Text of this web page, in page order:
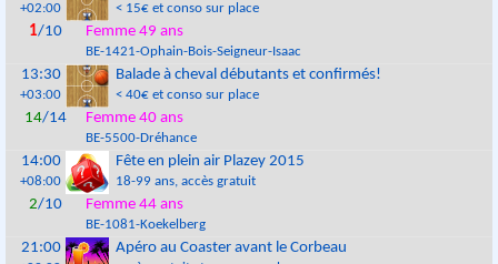
+02:00 < 15€ et conso sur place
1/10 Femme 49 ans
BE-1421-Ophain-Bois-Seigneur-Isaac
13:30
+03:00
Balade à cheval débutants et confirmés!
< 40€ et conso sur place
14/14 Femme 40 ans
BE-5500-Dréhance
14:00
+08:00
Fête en plein air Plazey 2015
18-99 ans, accès gratuit
2/10 Femme 44 ans
BE-1081-Koekelberg
21:00 Apéro au Coaster avant le Corbeau